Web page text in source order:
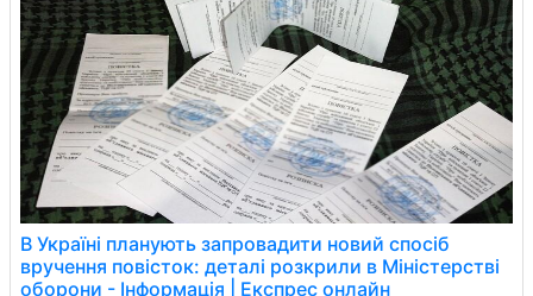
В Україні планують запровадити новий спосіб
вручення повісток: деталі розкрили в Міністерстві
оборони - Інформація | Експрес онлайн